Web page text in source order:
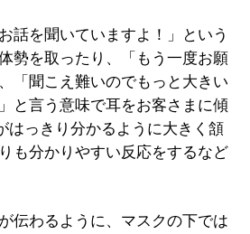
話を聞いていますよ！」という
勢を取ったり、「もう一度お願
「聞こえ難いのでもっと大きい
と言う意味で耳をお客さまに傾
はっきり分かるように大きく頷
も分かりやすい反応をするなど
伝わるように、マスクの下では